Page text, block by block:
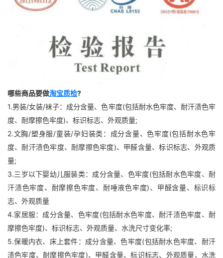
哪些商品要做淘宝质检?
1.男装/女装/袜子：成分含量、色牢度(包括耐水色牢度、耐汗渍色牢
度、耐摩擦色牢度)、标识标志、外观质量;
2.文胸/塑身服/童装/孕妇装类：成分含量、色牢度(包括耐水色牢
度、耐汗渍色牢度、耐摩擦色牢度)、甲醛含量、标识标志、外观质
量;
3.三岁以下婴幼儿服装类：成分含量、色牢度(包括耐水色牢度、耐
汗渍色牢度、耐摩擦色牢度、耐唾液色牢度)、甲醛含量、标识标
志、外观质量
4.家居服：成分含量、色牢度(包括耐水色牢度、耐汗渍色牢度、耐
摩擦色牢度)、标识标志、外观质量、水洗尺寸变化率;
5.保暖内衣、床上套件：成分含量、色牢度(包括耐水色牢度、耐汗
渍色牢度、耐摩擦色牢度)、甲醛含量、标识标志、外观质量、水洗